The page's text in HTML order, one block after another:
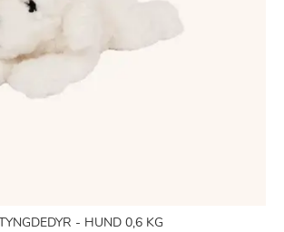
TYNGDEDYR - HUND 0,6 KG